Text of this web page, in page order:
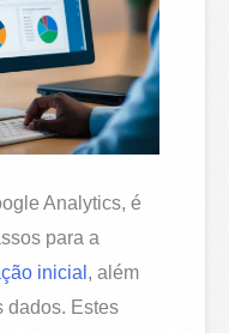
Analytics, é
para a
inicial , além
dados. Estes